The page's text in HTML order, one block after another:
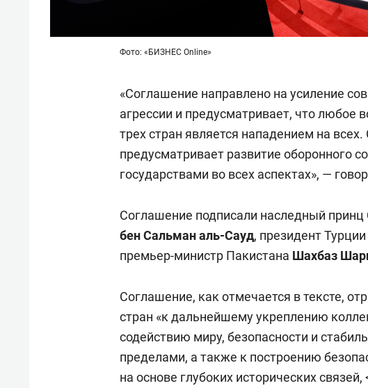
Фото: «БИЗНЕС Online»
«Соглашение направлено на усиление
агрессии и предусматривает, что любое
трех стран является нападением на
предусматривает развитие оборонного
государствами во всех аспектах», —
Соглашение подписали наследный принц
бен Сальман аль-Сауд, президент Турции
премьер-министр Пакистана Шахбаз
Соглашение, как отмечается в тексте,
стран «к дальнейшему укреплению
содействию миру, безопасности и
пределами, а также к построению
на основе глубоких исторических